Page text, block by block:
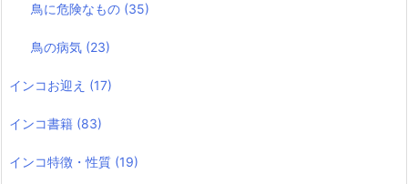
鳥に危険なもの (35)
鳥の病気 (23)
インコお迎え (17)
インコ書籍 (83)
インコ特徴・性質 (19)